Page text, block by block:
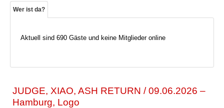
Wer ist da?
Aktuell sind 690 Gäste und keine Mitglieder online
JUDGE, XIAO, ASH RETURN / 09.06.2026 –
Hamburg, Logo